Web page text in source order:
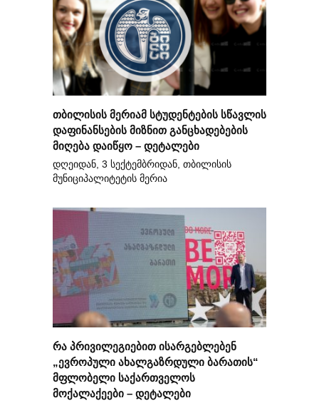
თბილისის მერიამ სტუდენტების სწავლის
დაფინანსების მიზნით განცხადებების
მიღება დაიწყო – დეტალები
დღეიდან, 3 სექტემბრიდან, თბილისის
მუნიციპალიტეტის მერია
რა პრივილეგიებით ისარგებლებენ
„ევროპული ახალგაზრდული ბარათის“
მფლობელი საქართველოს
მოქალაქეები – დეტალები